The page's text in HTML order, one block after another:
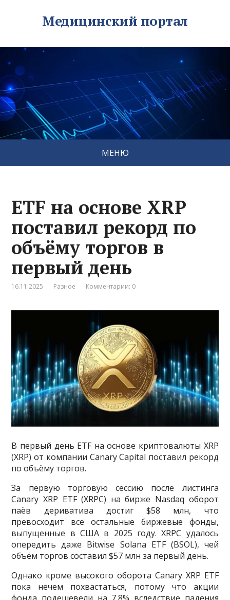
Медицинский портал
МЕНЮ
ETF на основе XRP
поставил рекорд по
объёму торгов в
первый день
16.11.2025 Разное Комментарии: 0
В первый день ETF на основе криптовалюты XRP
(XRP) от компании Canary Capital поставил рекорд
по объёму торгов.
За первую торговую сессию после листинга
Canary XRP ETF (XRPC) на бирже Nasdaq оборот
паёв дериватива достиг $58 млн, что
превосходит все остальные биржевые фонды,
выпущенные в США в 2025 году. XRPC удалось
опередить даже Bitwise Solana ETF (BSOL), чей
объём торгов составил $57 млн за первый день.
Однако кроме высокого оборота Canary XRP ETF
пока нечем похвастаться, потому что акции